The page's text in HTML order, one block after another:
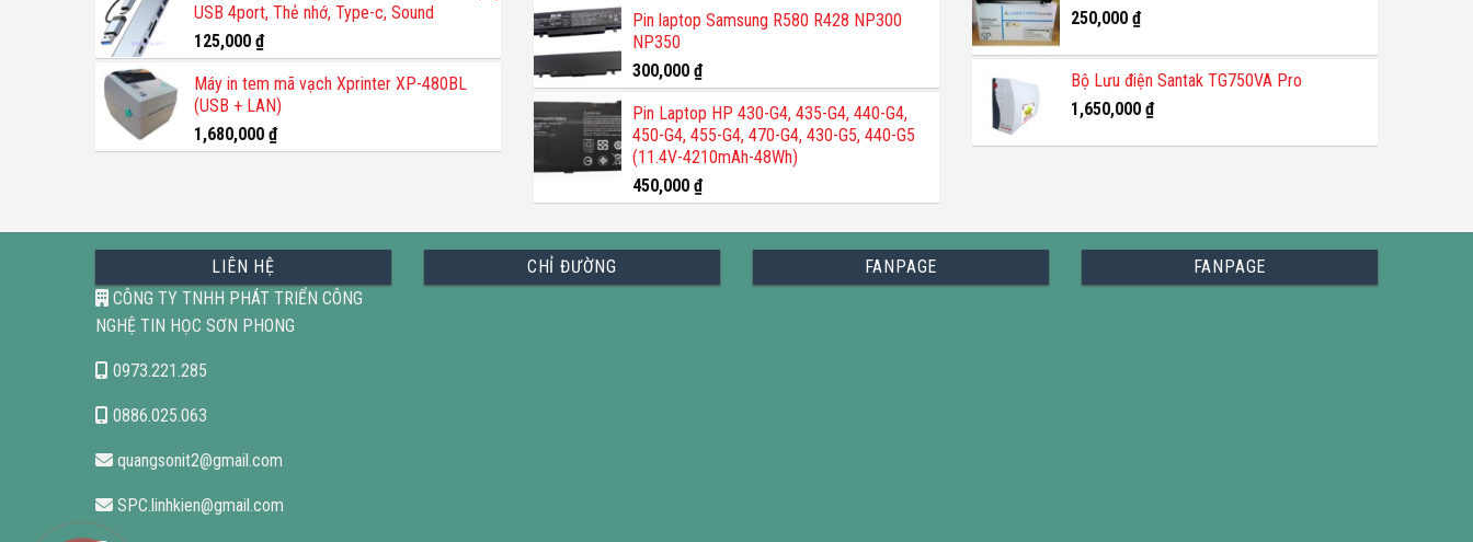
1,200,000 ₫.
là:
USB 4port, Thẻ nhớ, Type-c, Sound
125,000 ₫
Máy in tem mã vạch Xprinter XP-480BL
(USB + LAN)
1,680,000 ₫
5 sao
Pin laptop Samsung R580 R428 NP300
NP350
300,000 ₫
Pin Laptop HP 430-G4, 435-G4, 440-G4,
450-G4, 455-G4, 470-G4, 430-G5, 440-G5
(11.4V-4210mAh-48Wh)
450,000 ₫
250,000 ₫
Bộ Lưu điện Santak TG750VA Pro
1,650,000 ₫
LIÊN HỆ
CÔNG TY TNHH PHÁT TRIỂN CÔNG
NGHỆ TIN HỌC SƠN PHONG
0973.221.285
0886.025.063
quangsonit2@gmail.com
SPC.linhkien@gmail.com
CHỈ ĐƯỜNG FANPAGE FANPAGE